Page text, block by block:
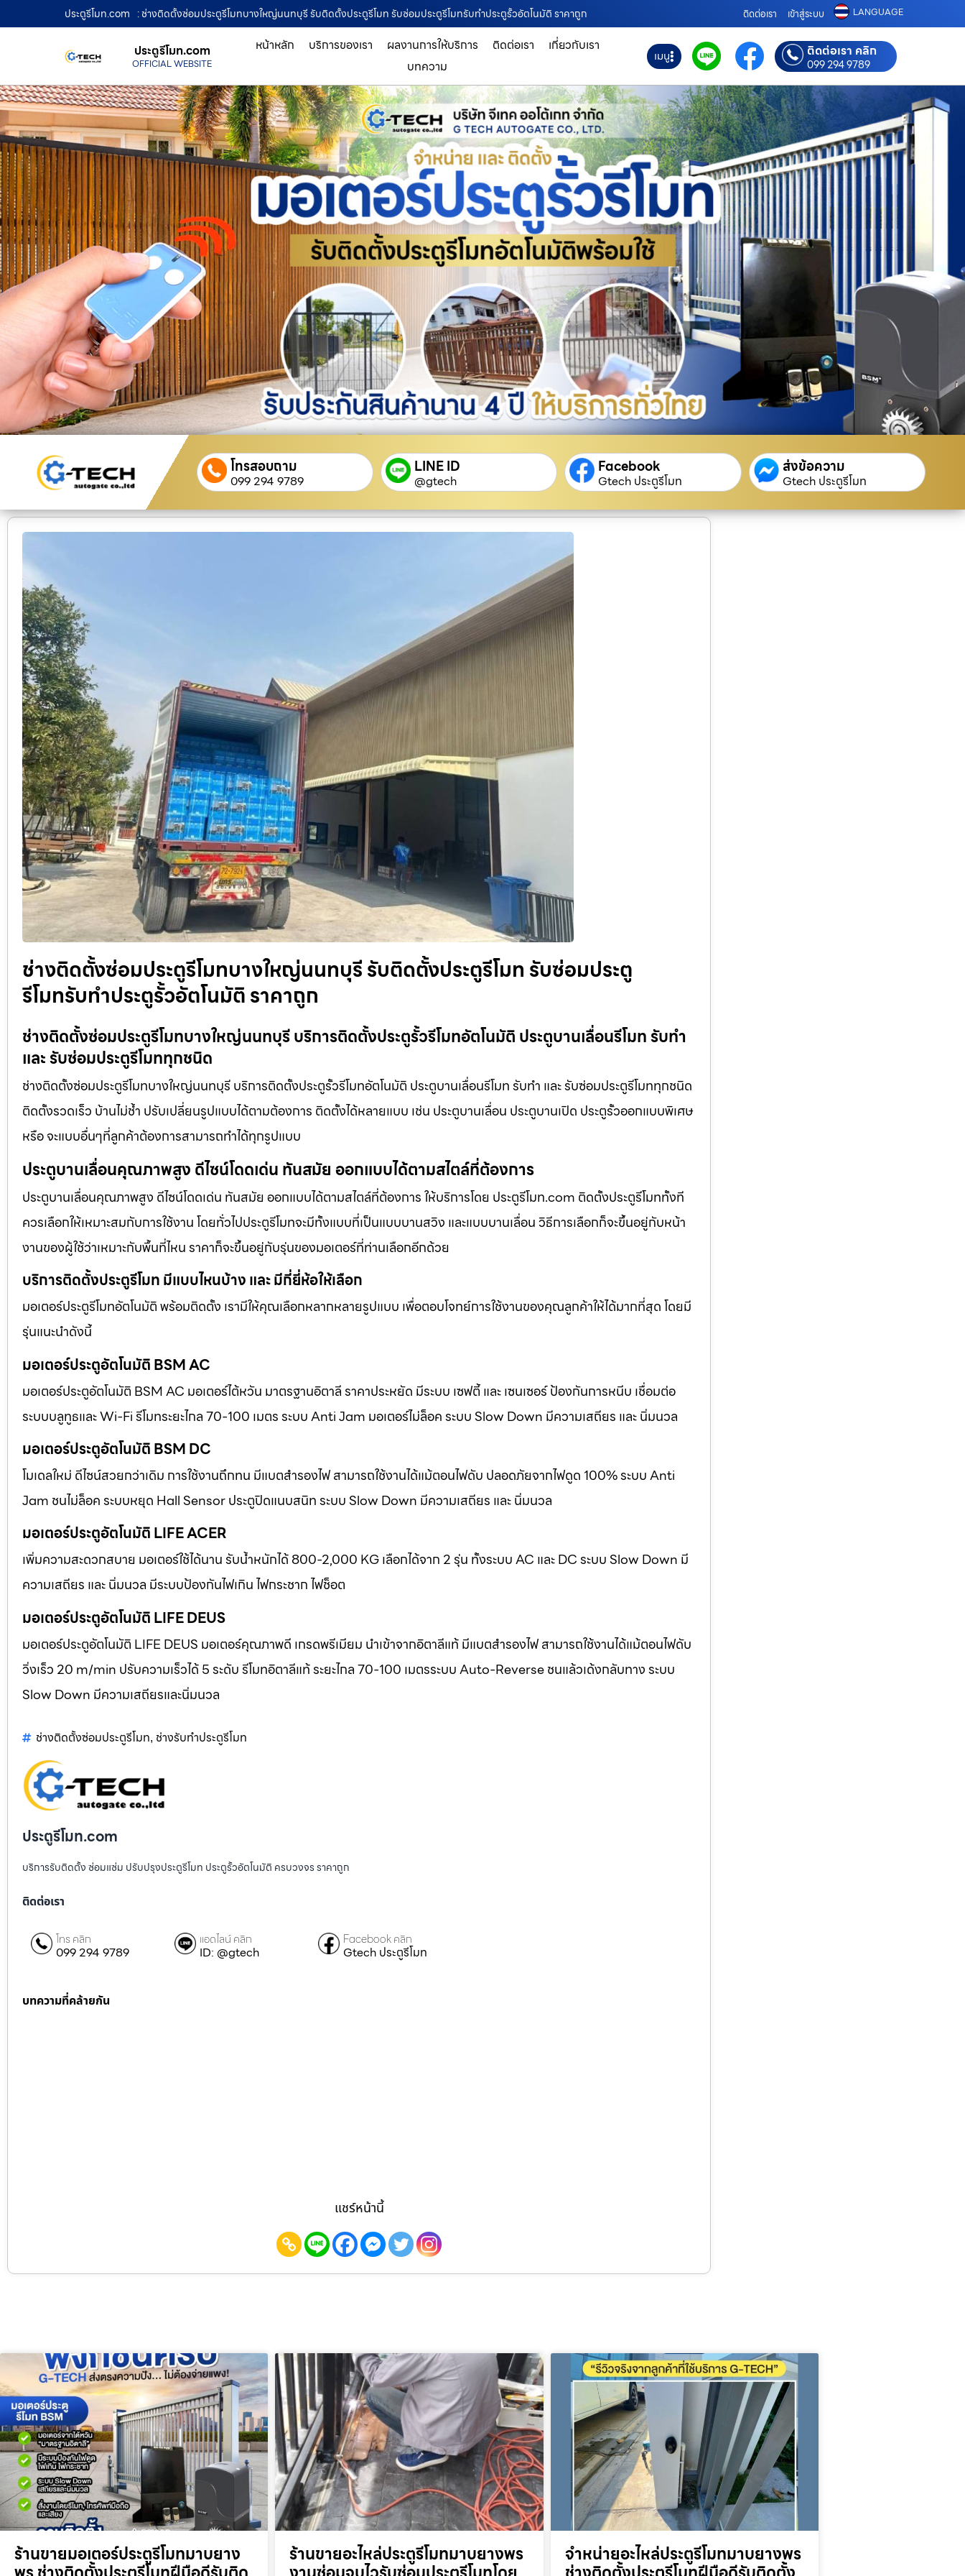
ประตูรีโมท.com : ช่างติดตั้งซ่อมประตูรีโมทบางใหญ่นนทบุรี รับติดตั้งประตูรีโมท รับซ่อมประตูรีโมทรับทำประตูรั้วอัตโนมัติ ราคาถูก ติดต่อเรา เข้าสู่ระบบ LANGUAGE
ประตูรีโมท.com
OFFICIAL WEBSITE
หน้าหลัก บริการของเรา ผลงานการให้บริการ ติดต่อเรา
เกี่ยวกับเรา
บทความ
เมนู ติดต่อเรา คลิก
099 294 9789
โทรสอบถาม
099 294 9789
LINE ID
@gtech
Facebook
Gtech ประตูรีโมท
ส่งข้อความ
Gtech ประตูรีโมท
ช่างติดตั้งซ่อมประตูรีโมทบางใหญ่นนทบุรี รับติดตั้งประตูรีโมท รับซ่อมประตู
รีโมทรับทำประตูรั้วอัตโนมัติ ราคาถูก
ช่างติดตั้งซ่อมประตูรีโมทบางใหญ่นนทบุรี บริการติดตั้งประตูรั้วรีโมทอัตโนมัติ ประตูบานเลื่อนรีโมท รับทำ
และ รับซ่อมประตูรีโมททุกชนิด
ช่างติดตั้งซ่อมประตูรีโมทบางใหญ่นนทบุรี บริการติดตั้งประตูรั้วรีโมทอัตโนมัติ ประตูบานเลื่อนรีโมท รับทำ และ รับซ่อมประตูรีโมททุกชนิด
ติดตั้งรวดเร็ว บ้านไม่ช้ำ ปรับเปลี่ยนรูปแบบได้ตามต้องการ ติดตั้งได้หลายแบบ เช่น ประตูบานเลื่อน ประตูบานเปิด ประตูรั้วออกแบบพิเศษ
หรือ จะแบบอื่นๆที่ลูกค้าต้องการสามารถทำได้ทุกรูปแบบ
ประตูบานเลื่อนคุณภาพสูง ดีไซน์โดดเด่น ทันสมัย ออกแบบได้ตามสไตล์ที่ต้องการ
ประตูบานเลื่อนคุณภาพสูง ดีไซน์โดดเด่น ทันสมัย ออกแบบได้ตามสไตล์ที่ต้องการ ให้บริการโดย ประตูรีโมท.com ติดตั้งประตูรีโมททั้งที
ควรเลือกให้เหมาะสมกับการใช้งาน โดยทั่วไปประตูรีโมทจะมีทั้งแบบที่เป็นแบบบานสวิง และแบบบานเลื่อน วิธีการเลือกก็จะขึ้นอยู่กับหน้า
งานของผู้ใช้ว่าเหมาะกับพื้นที่ไหน ราคาก็จะขึ้นอยู่กับรุ่นของมอเตอร์ที่ท่านเลือกอีกด้วย
บริการติดตั้งประตูรีโมท มีแบบไหนบ้าง และ มีกี่ยี่ห้อให้เลือก
มอเตอร์ประตูรีโมทอัตโนมัติ พร้อมติดตั้ง เรามีให้คุณเลือกหลากหลายรูปแบบ เพื่อตอบโจทย์การใช้งานของคุณลูกค้าให้ได้มากที่สุด โดยมี
รุ่นแนะนำดังนี้
มอเตอร์ประตูอัตโนมัติ BSM AC
มอเตอร์ประตูอัตโนมัติ BSM AC มอเตอร์ไต้หวัน มาตรฐานอิตาลี ราคาประหยัด มีระบบ เซฟตี้ และ เซนเซอร์ ป้องกันการหนีบ เชื่อมต่อ
ระบบบลูทูธและ Wi-Fi รีโมทระยะไกล 70-100 เมตร ระบบ Anti Jam มอเตอร์ไม่ล็อค ระบบ Slow Down มีความเสถียร และ นิ่มนวล
มอเตอร์ประตูอัตโนมัติ BSM DC
โมเดลใหม่ ดีไซน์สวยกว่าเดิม การใช้งานถึกทน มีแบตสำรองไฟ สามารถใช้งานได้แม้ตอนไฟดับ ปลอดภัยจากไฟดูด 100% ระบบ Anti
Jam ชนไม่ล็อค ระบบหยุด Hall Sensor ประตูปิดแนบสนิท ระบบ Slow Down มีความเสถียร และ นิ่มนวล
มอเตอร์ประตูอัตโนมัติ LIFE ACER
เพิ่มความสะดวกสบาย มอเตอร์ใช้ได้นาน รับน้ำหนักได้ 800-2,000 KG เลือกได้จาก 2 รุ่น ทั้งระบบ AC และ DC ระบบ Slow Down มี
ความเสถียร และ นิ่มนวล มีระบบป้องกันไฟเกิน ไฟกระชาก ไฟช็อต
มอเตอร์ประตูอัตโนมัติ LIFE DEUS
มอเตอร์ประตูอัตโนมัติ LIFE DEUS มอเตอร์คุณภาพดี เกรดพรีเมียม นำเข้าจากอิตาลีแท้ มีแบตสำรองไฟ สามารถใช้งานได้แม้ตอนไฟดับ
วิ่งเร็ว 20 m/min ปรับความเร็วได้ 5 ระดับ รีโมทอิตาลีแท้ ระยะไกล 70-100 เมตรระบบ Auto-Reverse ชนแล้วเด้งกลับทาง ระบบ
Slow Down มีความเสถียรและนิ่มนวล
ช่างติดตั้งซ่อมประตูรีโมท, ช่างรับทำประตูรีโมท
ประตูรีโมท.com
บริการรับติดตั้ง ซ่อมแซ่ม ปรับปรุงประตูรีโมท ประตูรั้วอัตโนมัติ ครบวงจร ราคาถูก
ติดต่อเรา
โทร คลิก
099 294 9789
แอดไลน์ คลิก
ID: @gtech
Facebook คลิก
Gtech ประตูรีโมท
บทความที่คล้ายกัน
แชร์หน้านี้
ร้านขายมอเตอร์ประตูรีโมทมาบยาง ร้านขายอะไหล่ประตูรีโมทมาบยางพร จำหน่ายอะไหล่ประตูรีโมทมาบยางพร